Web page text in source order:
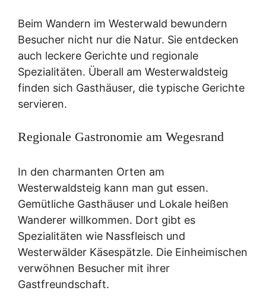
Beim Wandern im Westerwald bewundern
Besucher nicht nur die Natur. Sie entdecken
auch leckere Gerichte und regionale
Spezialitäten. Überall am Westerwaldsteig
finden sich Gasthäuser, die typische Gerichte
servieren.
Regionale Gastronomie am Wegesrand
In den charmanten Orten am
Westerwaldsteig kann man gut essen.
Gemütliche Gasthäuser und Lokale heißen
Wanderer willkommen. Dort gibt es
Spezialitäten wie Nassfleisch und
Westerwälder Käsespätzle. Die Einheimischen
verwöhnen Besucher mit ihrer
Gastfreundschaft.